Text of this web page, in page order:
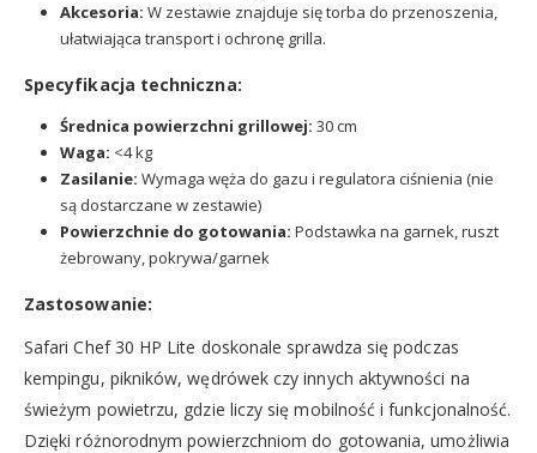
Akcesoria: W zestawie znajduje się torba do przenoszenia,
ułatwiająca transport i ochronę grilla.
Specyfikacja techniczna:
Średnica powierzchni grillowej: 30 cm
Waga: <4 kg
Zasilanie: Wymaga węża do gazu i regulatora ciśnienia (nie
są dostarczane w zestawie)
Powierzchnie do gotowania: Podstawka na garnek, ruszt
żebrowany, pokrywa/garnek
Zastosowanie:
Safari Chef 30 HP Lite doskonale sprawdza się podczas
kempingu, pikników, wędrówek czy innych aktywności na
świeżym powietrzu, gdzie liczy się mobilność i funkcjonalność.
Dzięki różnorodnym powierzchniom do gotowania, umożliwia